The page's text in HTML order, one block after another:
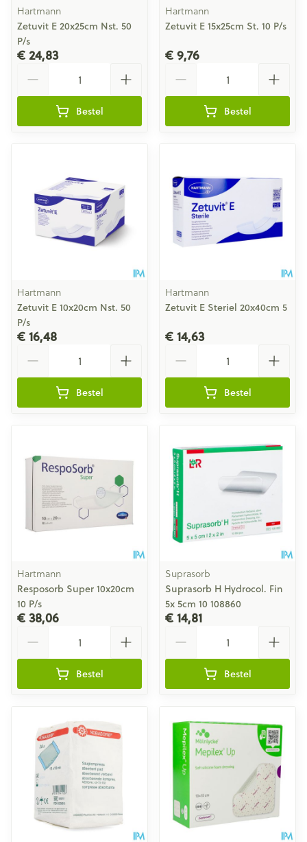
Hartmann
Zetuvit E 20x25cm Nst. 50
P/s
€ 24,83
Bestel
Hartmann
Zetuvit E 15x25cm St. 10 P/s
€ 9,76
Bestel
Hartmann
Zetuvit E 10x20cm Nst. 50
P/s
€ 16,48
Bestel
Hartmann
Zetuvit E Steriel 20x40cm 5
€ 14,63
Bestel
Hartmann
Resposorb Super 10x20cm
10 P/s
€ 38,06
Bestel
Suprasorb
Suprasorb H Hydrocol. Fin
5x 5cm 10 108860
€ 14,81
Bestel